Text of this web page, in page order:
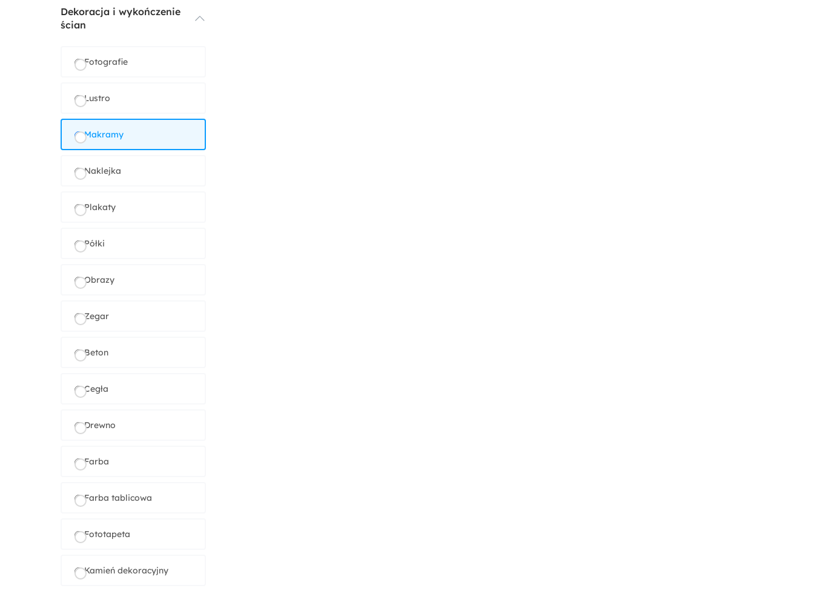
Dywan
Z kuchnią
Dekoracja i wykończenie
ścian
Fotografie
Lustro
Makramy
Naklejka
Plakaty
Półki
Obrazy
Zegar
Beton
Cegła
Drewno
Farba
Farba tablicowa
Fototapeta
Kamień dekoracyjny